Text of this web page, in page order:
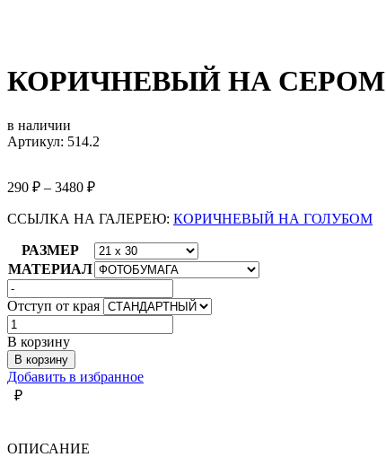
КОРИЧНЕВЫЙ НА СЕРОМ
в наличии
Артикул: 514.2
290 ₽ – 3480 ₽
ССЫЛКА НА ГАЛЕРЕЮ: КОРИЧНЕВЫЙ НА ГОЛУБОМ
РАЗМЕР
МАТЕРИАЛ
Отступ от края
Количество
товара
КОРИЧНЕВЫЙ
НА
СЕРОМ
В корзину
В корзину
Добавить в избранное
₽
ОПИСАНИЕ